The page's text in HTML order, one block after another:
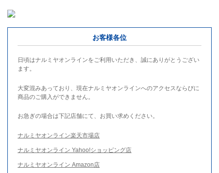
お客様各位
日頃はナルミヤオンラインをご利用いただき、誠にありがとうござい
ます。
大変混みあっており、現在ナルミヤオンラインへのアクセスならびに
商品のご購入ができません。
お急ぎの場合は下記店舗にて、お買い求めください。
ナルミヤオンライン楽天市場店
ナルミヤオンライン Yahoo!ショッピング店
ナルミヤオンライン Amazon店